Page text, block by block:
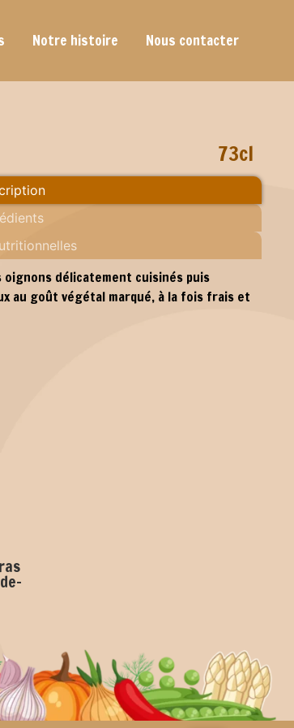
Notre histoire Nous contacter
73cl
délicatement cuisinés puis
au goût végétal marqué, à la fois frais et